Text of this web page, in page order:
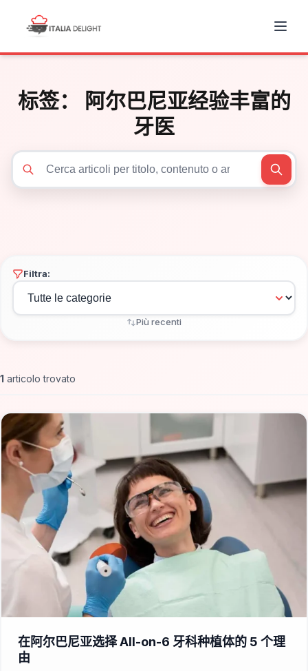
标签：
阿尔巴尼亚经验丰富的
牙医
Filtra:
Più recenti
1 articolo trovato
在阿尔巴尼亚选择 All-on-6 牙科种植体的 5 个理
由